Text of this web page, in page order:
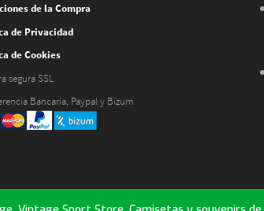
de la Compra
de Privacidad
de Cookies
segura SSL
Bancaria, Paypal y Bizum